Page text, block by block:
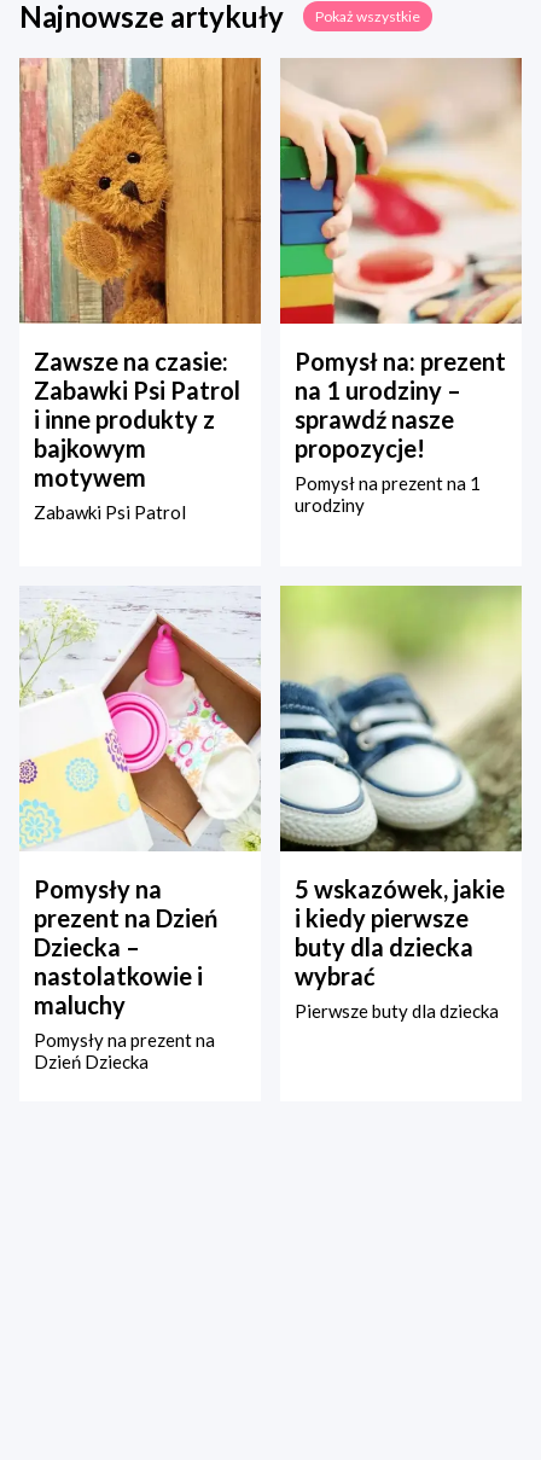
Najnowsze artykuły Pokaż wszystkie
Zawsze na czasie:
Zabawki Psi Patrol
i inne produkty z
bajkowym
motywem
Zabawki Psi Patrol
Pomysł na: prezent
na 1 urodziny –
sprawdź nasze
propozycje!
Pomysł na prezent na 1
urodziny
Pomysły na
prezent na Dzień
Dziecka –
nastolatkowie i
maluchy
Pomysły na prezent na
Dzień Dziecka
5 wskazówek, jakie
i kiedy pierwsze
buty dla dziecka
wybrać
Pierwsze buty dla dziecka